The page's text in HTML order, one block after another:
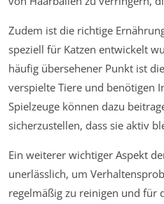
Zudem ist die richtige
speziell für Katzen entwickelt
häufig übersehener Punkt ist
verspielte Tiere und benötigen
Spielzeuge können dazu
sicherzustellen, dass sie aktiv
Ein weiterer wichtiger Aspekt
unerlässlich, um
regelmäßig zu reinigen und für